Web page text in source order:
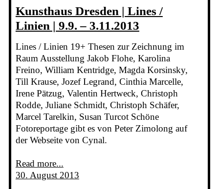
Kunsthaus Dresden | Lines /
Linien | 9.9. – 3.11.2013
Lines / Linien 19+ Thesen zur Zeichnung im
Raum Ausstellung Jakob Flohe, Karolina
Freino, William Kentridge, Magda Korsinsky,
Till Krause, Jozef Legrand, Cinthia Marcelle,
Irene Pätzug, Valentin Hertweck, Christoph
Rodde, Juliane Schmidt, Christoph Schäfer,
Marcel Tarelkin, Susan Turcot Schöne
Fotoreportage gibt es von Peter Zimolong auf
der Webseite von Cynal.
Read more...
30. August 2013